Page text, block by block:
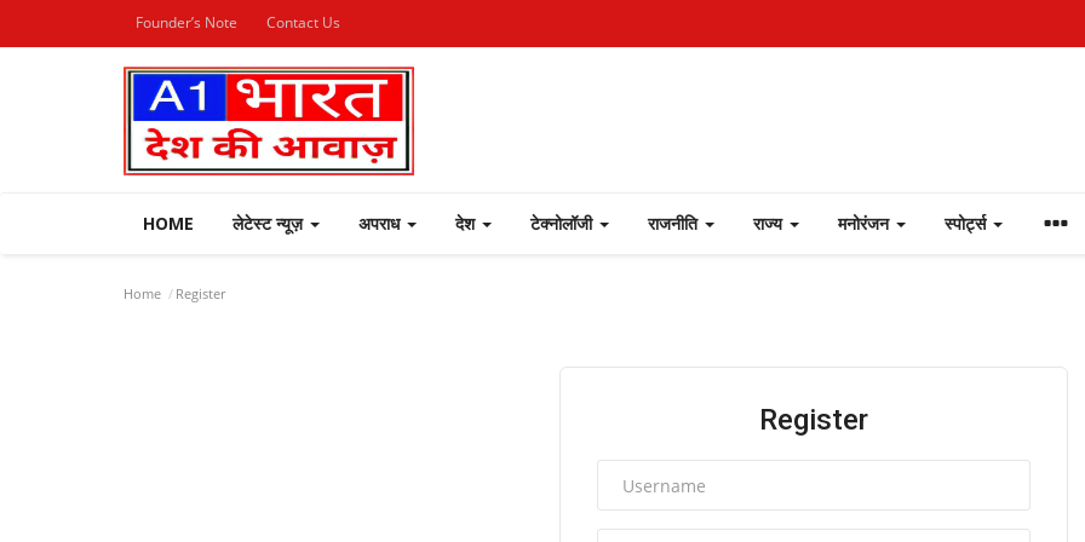
Founder’s Note Contact Us
HOME लेटेस्ट न्यूज़ अपराध देश टेक्नोलॉजी राजनीति राज्य मनोरंजन स्पोर्ट्स
Home Register
Register